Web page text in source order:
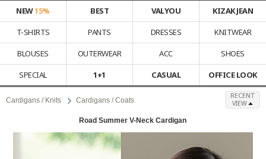
NEW15% BEST VALYOU
KIZAK JEAN
T-SHIRTS
PANTS DRESSES
KNITWEAR
BLOUSES
OUTERWEAR ACC
SHOES
SPECIAL
1+1 CASUAL OFFICE LOOK
Cardigans / Knits Cardigans / Coats
RECENT
VIEW
Road Summer V-Neck Cardigan